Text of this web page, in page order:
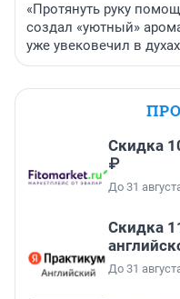
«Протянуть руку
создал «уютный»
уже увековечил в
Скидка
₽
До 31
Скидка
До 31